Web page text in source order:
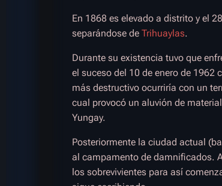
En 1868 es elevado a distrito y el
separándose de Trihuaylas.
Durante su existencia tuvo que
el suceso del 10 de enero de 1962
más destructivo ocurriría con un
cual provocó un aluvión de
Yungay.
Posteriormente la ciudad actual
al campamento de damnificados.
los sobrevivientes para así